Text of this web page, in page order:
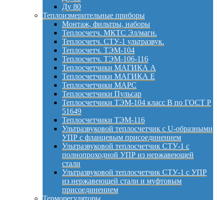
Ду 80
Теплоизмерительные приборы
Монтаж, фильтры, наборы
Теплосчетч. МКТС Эл/магн.
Теплосчетч. СТУ-1 ультразвук.
Теплосчетч. ТЭМ-104
Теплосчетч. ТЭМ-106-116
Теплосчетчики МАГИКА А
Теплосчетчики МАГИКА Е
Теплосчетчики МАРС
Теплосчетчики Пульсар
Теплосчетчики ТЭМ-104 класс B по ГОСТ Р
51649
Теплосчетчики ТЭМ-116
Ультразвуковой теплосчетчик с U-образными
УПР с фланцевым присоединением
Ультразвуковой теплосчетчик СТУ-1 с
полнопроходной УПР из нержавеющей
стали
Ультразвуковой теплосчетчик СТУ-1 с УПР
из нержавеющей стали и муфтовым
присоединением